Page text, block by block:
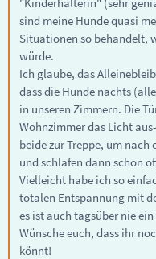
sind meine Hunde quasi
Situationen so behandelt,
würde.
Ich glaube, das
dass die Hunde nachts
in unseren Zimmern. Die
Wohnzimmer das Licht
beide zur Treppe, um
und schlafen dann schon
Vielleicht habe ich so
totalen Entspannung mit
es ist auch tagsüber nie
Wünsche euch, dass ihr
könnt!